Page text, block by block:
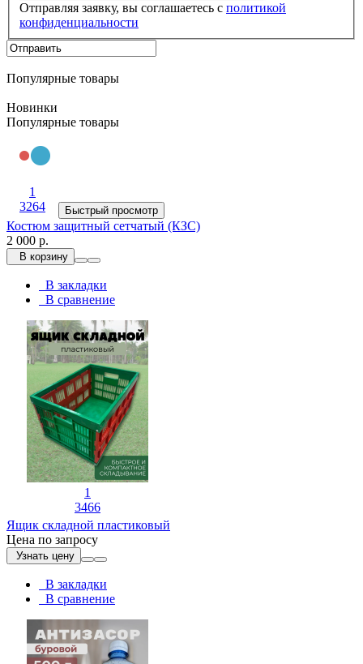
Отправляя заявку, вы соглашаетесь с политикой
конфиденциальности
Популярные товары
Новинки
Популярные товары
1
3264
Быстрый просмотр
Костюм защитный сетчатый (КЗС)
2 000 р.
В корзину
В закладки
В сравнение
1
3466
Ящик складной пластиковый
Цена по запросу
Узнать цену
В закладки
В сравнение